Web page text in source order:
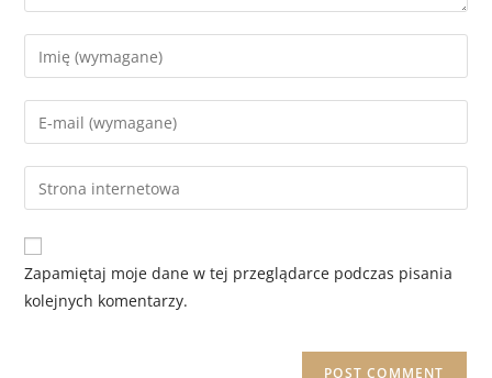
Zapamiętaj moje dane w tej przeglądarce podczas pisania
kolejnych komentarzy.